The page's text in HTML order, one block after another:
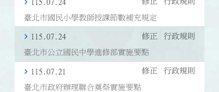
115.07.24
臺北市國民小學教師授課節數補充規定
115.07.24 修正 行政規則
臺北市公立國民中學進修部實施要點
115.07.21 修正 行政規則
臺北市政府辦理聯合奠祭實施要點